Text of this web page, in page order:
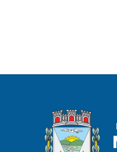
Nota Fiscal Eletrônica
Portal do Cidadão
Portal do Servidor